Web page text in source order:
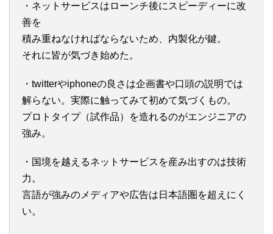
・ネットサービスはローンチ後にスピーディーに改
善を
積み重ねなければならないため、内製化が鍵。
それに皆が気づき始めた。
・twitterやiphoneの良さは企画書や口頭の説明では
解らない。実際に触ってみて初めて気づくもの。
プロトタイプ（試作品）を造れるのがエンジニアの
強み。
・国境を越えるネットサービスを産み出すのは技術
力。
言語が強みのメディアや広告は日本語圏を超えにく
い。